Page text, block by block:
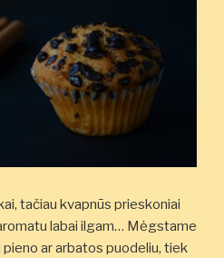
tačiau kvapnūs prieskoniai
labai ilgam… Mėgstame
ar arbatos puodeliu, tiek